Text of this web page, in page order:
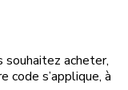
acheter,
code s’applique, à